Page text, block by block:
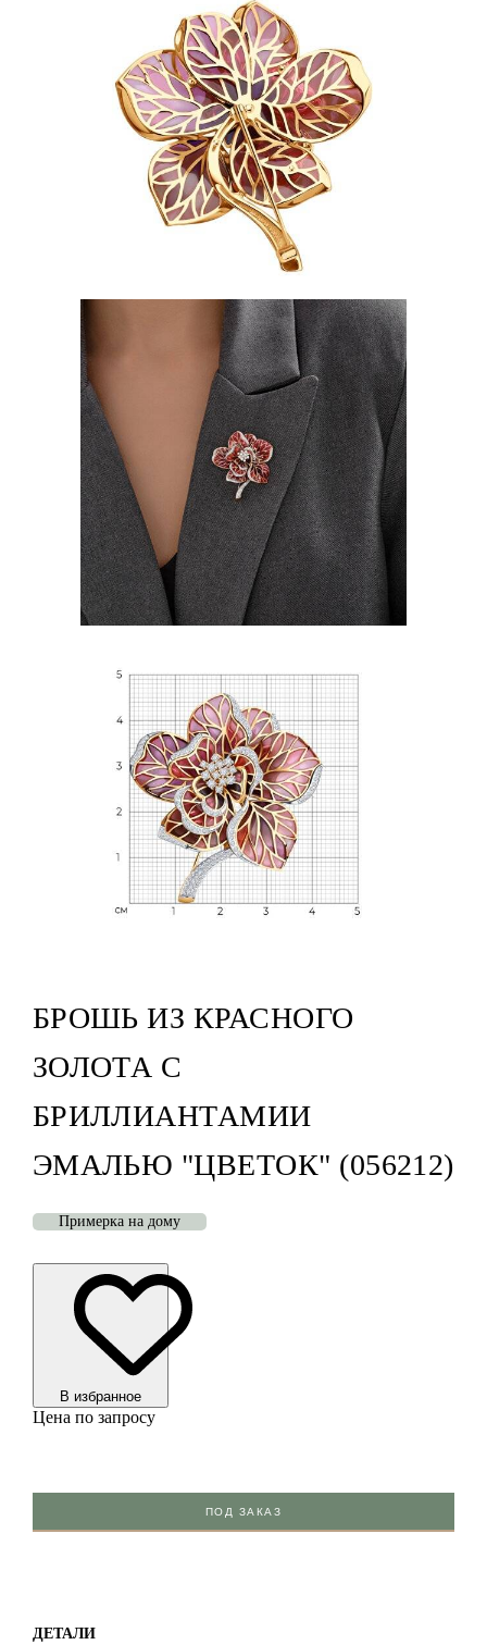
БРОШЬ ИЗ КРАСНОГО
ЗОЛОТА С
БРИЛЛИАНТАМИИ
ЭМАЛЬЮ "ЦВЕТОК" (056212)
Примерка на дому
В избранноe
Цена по запросу
ПОД ЗАКАЗ
ДЕТАЛИ